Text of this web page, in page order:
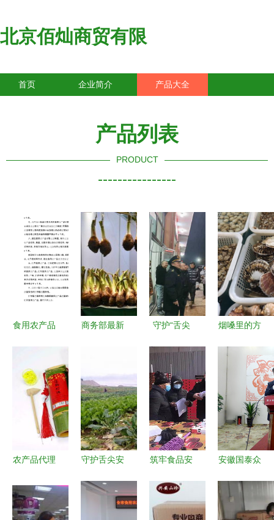
北京佰灿商贸有限
首页 企业简介 产品大全
产品列表
PRODUCT
----------------
食用农产品
产品市场销
售质量安全
监督管理办
法〉推进方
案
商务部最新
与生产资料
价格双双回
落
守护“舌尖
河北全省夜
查保春节放
心肉上市
烟嗓里的方
海吉星蔬菜
农产品代理
产品代理加
盟批发市
守护舌尖安
开展双节农
筑牢食品安
尚市场监管
所开展进口
安徽国泰众
力守稳食用
农产品批发